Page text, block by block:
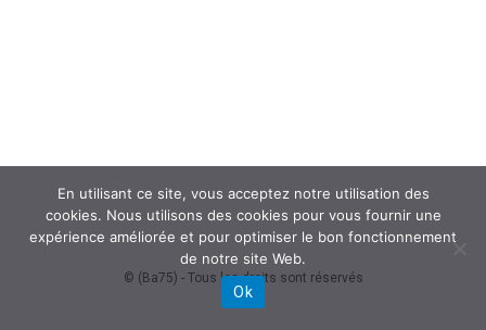
© (Ba75) - Tous les droits sont réservés
En utilisant ce site, vous acceptez notre utilisation des
cookies. Nous utilisons des cookies pour vous fournir une
expérience améliorée et pour optimiser le bon fonctionnement
de notre site Web.
Ok